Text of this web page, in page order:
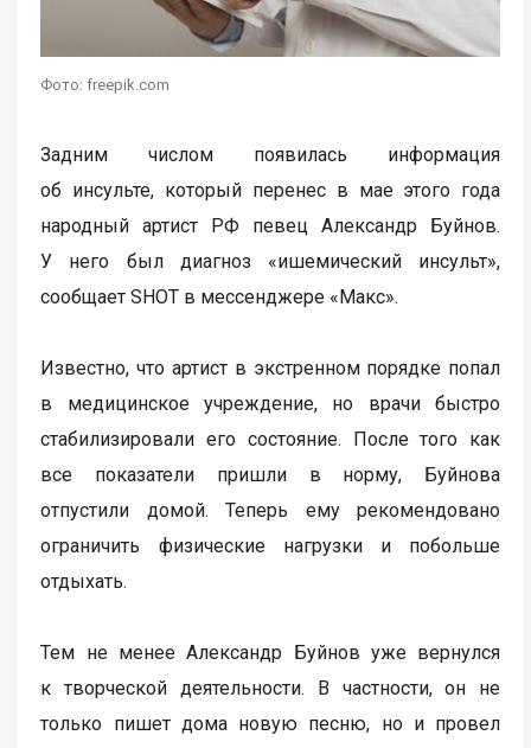
Фото: freepik.com
Задним числом появилась информация
об инсульте, который перенес в мае этого года
народный артист РФ певец Александр Буйнов.
У него был диагноз «ишемический инсульт»,
сообщает SHOT в мессенджере «Макс».
Известно, что артист в экстренном порядке попал
в медицинское учреждение, но врачи быстро
стабилизировали его состояние. После того как
все показатели пришли в норму, Буйнова
отпустили домой. Теперь ему рекомендовано
ограничить физические нагрузки и побольше
отдыхать.
Тем не менее Александр Буйнов уже вернулся
к творческой деятельности. В частности, он не
только пишет дома новую песню, но и провел